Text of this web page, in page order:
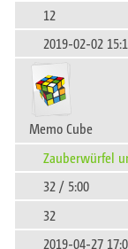
12
2019-02-02
Memo Cube
Zauberwürfel
32 / 5:00
32
2019-04-27